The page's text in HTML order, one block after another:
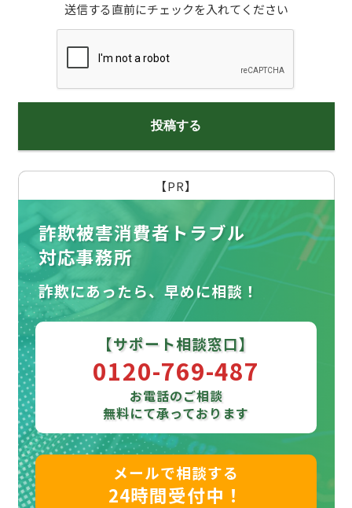
送信する直前にチェックを入れてください
【PR】
詐欺被害消費者トラブル
対応事務所
詐欺にあったら、早めに相談！
【サポート相談窓口】
0120-769-487
お電話のご相談
無料にて承っております
メールで相談する
24時間受付中！